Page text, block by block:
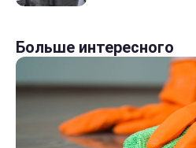
Больше интересного